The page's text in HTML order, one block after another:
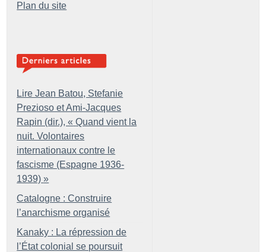
Plan du site
Lire Jean Batou, Stefanie
Prezioso et Ami-Jacques
Rapin (dir.), « Quand vient la
nuit. Volontaires
internationaux contre le
fascisme (Espagne 1936-
1939) »
Catalogne : Construire
l’anarchisme organisé
Kanaky : La répression de
l’État colonial se poursuit